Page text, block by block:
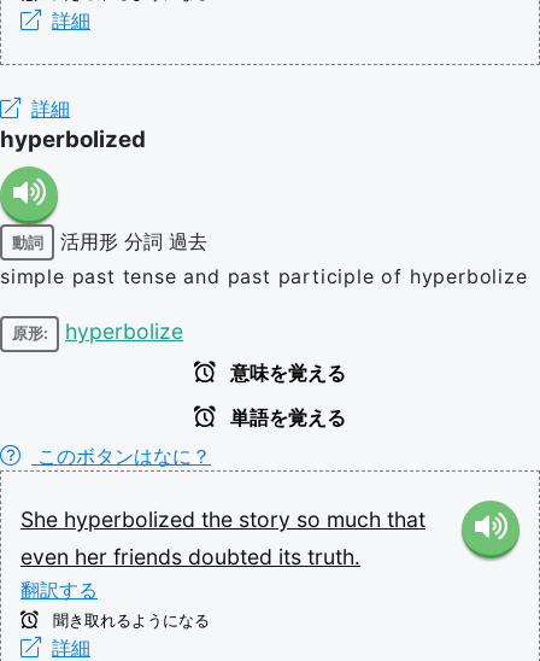
詳細
詳細
hyperbolized
動詞 活用形 分詞 過去
simple past tense and past participle of hyperbolize
原形: hyperbolize
意味を覚える
単語を覚える
このボタンはなに？
She hyperbolized the story so much that
even her friends doubted its truth.
翻訳する
聞き取れるようになる
詳細